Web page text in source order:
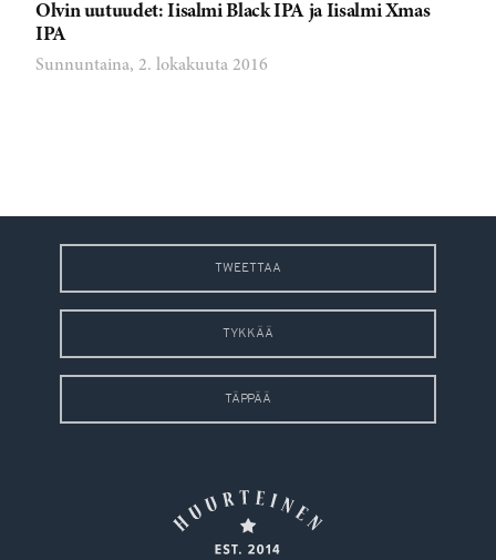
Olvin uutuudet: Iisalmi Black IPA ja Iisalmi Xmas
IPA
Sunnuntaina, 2. lokakuuta 2016
TWEETTAA
TYKKÄÄ
TÄPPÄÄ